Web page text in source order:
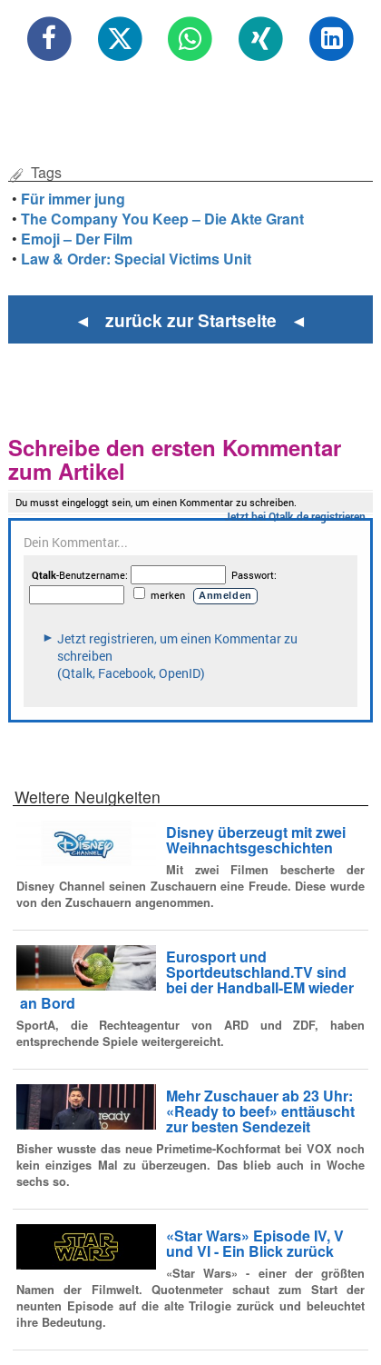
Tags
• Für immer jung
•The Company You Keep – Die Akte Grant
• Emoji – Der Film
• Law & Order: Special Victims Unit
◄ zurück zur Startseite ◄
Schreibe den ersten Kommentar
zum Artikel
Weitere Neuigkeiten
Disney überzeugt mit zwei
Weihnachtsgeschichten
Mit zwei Filmen bescherte der
Disney Channel seinen Zuschauern eine Freude. Diese wurde
von den Zuschauern angenommen.
Eurosport und
Sportdeutschland.TV sind
bei der Handball-EM wieder
an Bord
SportA, die Rechteagentur von ARD und ZDF, haben
entsprechende Spiele weitergereicht.
Mehr Zuschauer ab 23 Uhr:
«Ready to beef» enttäuscht
zur besten Sendezeit
Bisher wusste das neue Primetime-Kochformat bei VOX noch
kein einziges Mal zu überzeugen. Das blieb auch in Woche
sechs so.
«Star Wars» Episode IV, V
und VI - Ein Blick zurück
«Star Wars» - einer der größten
Namen der Filmwelt. Quotenmeter schaut zum Start der
neunten Episode auf die alte Trilogie zurück und beleuchtet
ihre Bedeutung.